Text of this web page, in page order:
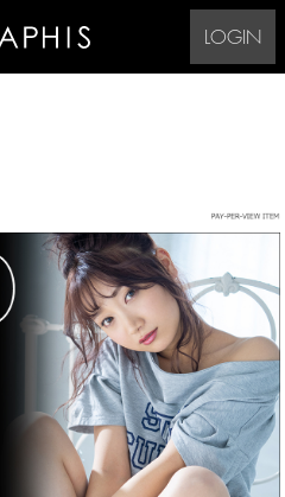
LOGIN